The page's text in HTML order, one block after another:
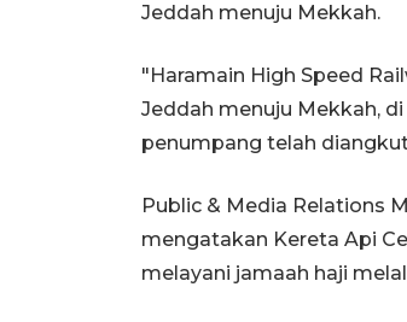
Jeddah menuju Mekkah.
"Haramain High Speed
Jeddah menuju Mekkah,
penumpang telah
Public & Media Relations
mengatakan Kereta Api
melayani jamaah haji